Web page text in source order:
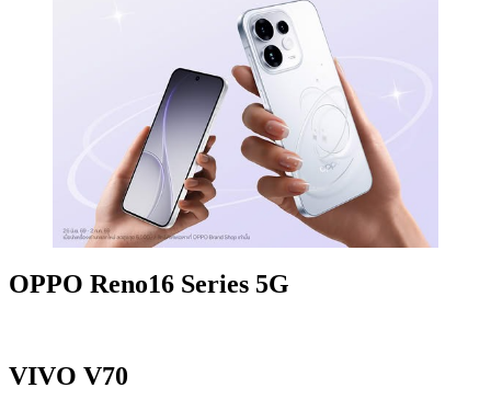
OPPO Reno16 Series 5G
VIVO V70